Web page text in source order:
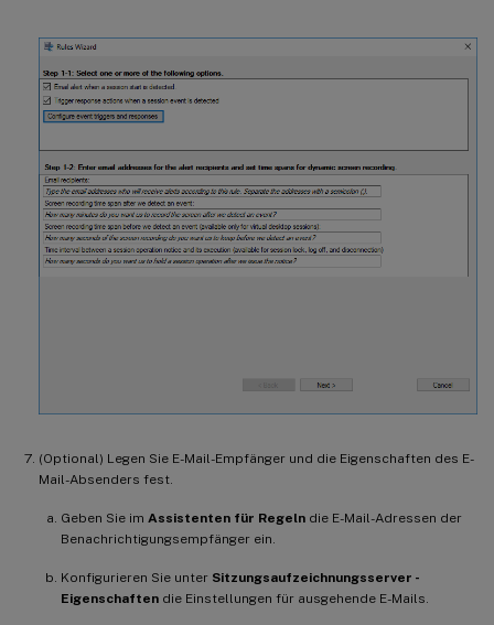
(Optional) Legen Sie E-Mail-Empfänger und die Eigenschaften des E-
Mail-Absenders fest.
Geben Sie im Assistenten für Regeln die E-Mail-Adressen der
Benachrichtigungsempfänger ein.
Konfigurieren Sie unter Sitzungsaufzeichnungsserver -
Eigenschaften die Einstellungen für ausgehende E-Mails.